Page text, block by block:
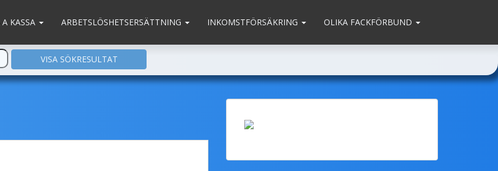
A KASSA ARBETSLÖSHETSERSÄTTNING INKOMSTFÖRSÄKRING OLIKA FACKFÖRBUND